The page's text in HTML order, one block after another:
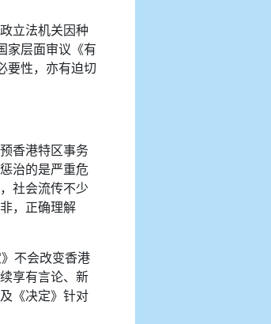
立法机关因种
家层面审议《有
要性，亦有迫切
香港特区事务
治的是严重危
社会流传不少
，正确理解
不会改变香港
享有言论、新
《决定》针对